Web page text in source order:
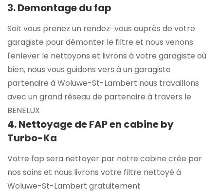
3. Demontage du fap
Soit vous prenez un rendez-vous auprès de votre
garagiste pour démonter le filtre et nous venons
l'enlever le nettoyons et livrons à votre garagiste où
bien, nous vous guidons vers à un garagiste
partenaire à Woluwe-St-Lambert nous travaillons
avec un grand réseau de partenaire à travers le
BENELUX
4. Nettoyage de FAP en cabine by
Turbo-Ka
Votre fap sera nettoyer par notre cabine crée par
nos soins et nous livrons votre filtre nettoyé à
Woluwe-St-Lambert gratuitement